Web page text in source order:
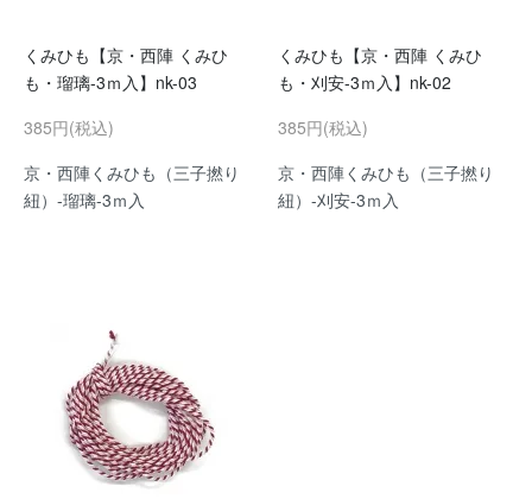
くみひも【京・西陣 くみひ
も・瑠璃-3ｍ入】nk-03
385円(税込)
京・西陣くみひも（三子撚り
紐）-瑠璃-3ｍ入
くみひも【京・西陣 くみひ
も・刈安-3ｍ入】nk-02
385円(税込)
京・西陣くみひも（三子撚り
紐）-刈安-3ｍ入